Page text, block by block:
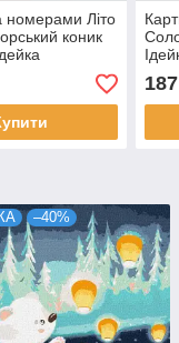
номерами Літо
коник
–40%